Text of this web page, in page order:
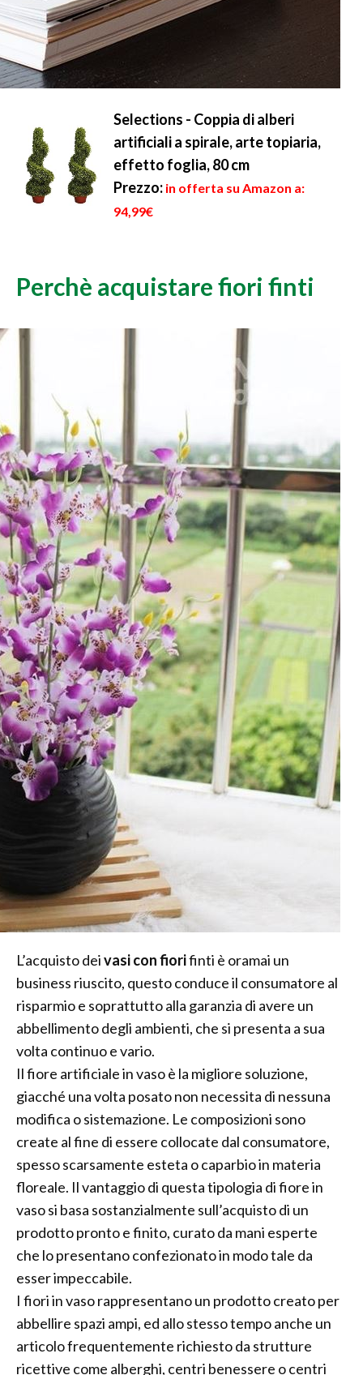
Selections - Coppia di alberi
artificiali a spirale, arte topiaria,
effetto foglia, 80 cm
Prezzo: in offerta su Amazon a:
94,99€
Perchè acquistare fiori finti
L’acquisto deivasi con fiorifinti è oramai un
business riuscito, questo conduce il consumatore al
risparmio e soprattutto alla garanzia di avere un
abbellimento degli ambienti, che si presenta a sua
volta continuo e vario.
Il fiore artificiale in vaso è la migliore soluzione,
giacché una volta posato non necessita di nessuna
modifica o sistemazione. Le composizioni sono
create al fine di essere collocate dal consumatore,
spesso scarsamente esteta o caparbio in materia
floreale. Il vantaggio di questa tipologia di fiore in
vaso si basa sostanzialmente sull’acquisto di un
prodotto pronto e finito, curato da mani esperte
che lo presentano confezionato in modo tale da
esser impeccabile.
I fiori in vaso rappresentano un prodotto creato per
abbellire spazi ampi, ed allo stesso tempo anche un
articolo frequentemente richiesto da strutture
ricettive come alberghi, centri benessere o centri